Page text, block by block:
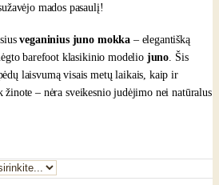
mados pasaulį!
veganinius juno mokka – elegantišką
barefoot klasikinio modelio juno . Šis
laisvumą visais metų laikais, kaip ir
– nėra sveikesnio judėjimo nei natūralus